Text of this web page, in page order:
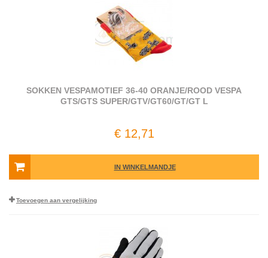
SOKKEN VESPAMOTIEF 36-40 ORANJE/ROOD VESPA
GTS/GTS SUPER/GTV/GT60/GT/GT L
€ 12,71
IN WINKELMANDJE
Toevoegen aan vergelijking